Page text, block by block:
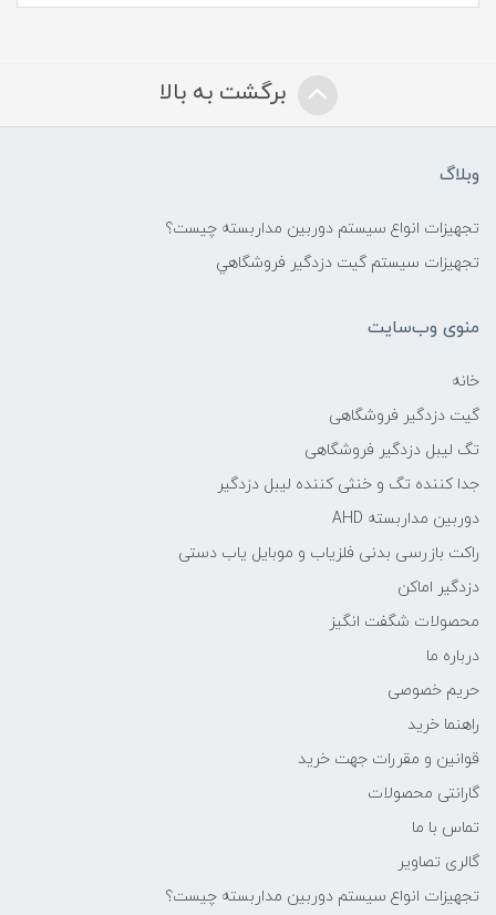
برگشت به بالا
وبلاگ
تجهیزات انواع سیستم دوربین مداربسته چيست؟
تجهیزات سیستم گيت دزدگیر فروشگاهي
منوی وب‌سایت
خانه
گیت دزدگیر فروشگاهی
تگ لیبل دزدگیر فروشگاهی
جدا کننده تگ و خنثی کننده لیبل دزدگیر
دوربین مداربسته AHD
راکت بازرسی بدنی فلزیاب و موبایل یاب دستی
دزدگیر اماکن
محصولات شگفت انگیز
درباره ما
حریم خصوصی
راهنما خرید
قوانین و مقررات جهت خرید
گارانتی محصولات
تماس با ما
گالری تصاویر
تجهیزات انواع سیستم دوربین مداربسته چيست؟